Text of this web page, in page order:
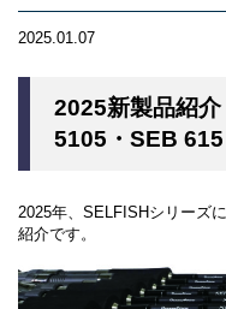
2025.01.07
2025新製品紹
5105・SEB 615
2025年、SELFISHシリーズ
紹介です。